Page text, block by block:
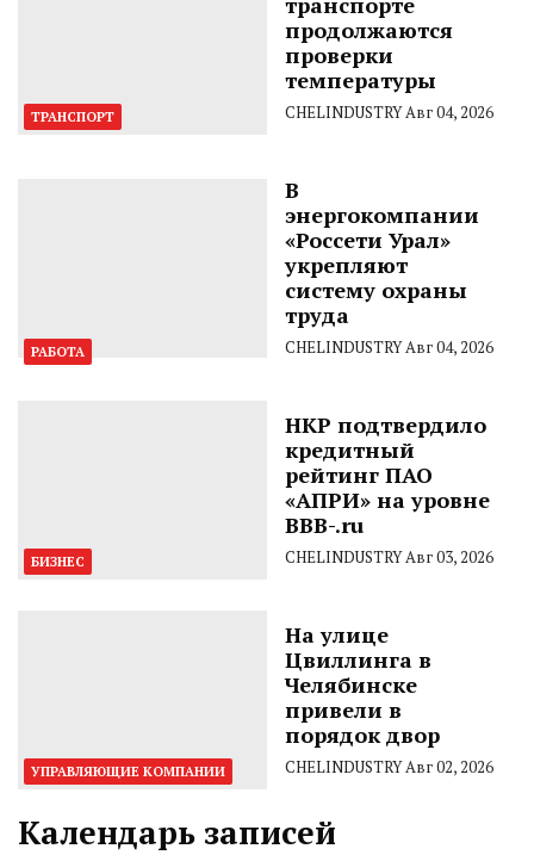
ТРАНСПОРТ
продолжаются
проверки
температуры
CHELINDUSTRYАвг 04, 2026
РАБОТА
В
энергокомпании
«Россети Урал»
укрепляют
систему охраны
труда
CHELINDUSTRYАвг 04, 2026
БИЗНЕС
НКР подтвердило
кредитный
рейтинг ПАО
«АПРИ» на уровне
BBB-.ru
CHELINDUSTRYАвг 03, 2026
УПРАВЛЯЮЩИЕ КОМПАНИИ
На улице
Цвиллинга в
Челябинске
привели в
порядок двор
CHELINDUSTRYАвг 02, 2026
Календарь записей